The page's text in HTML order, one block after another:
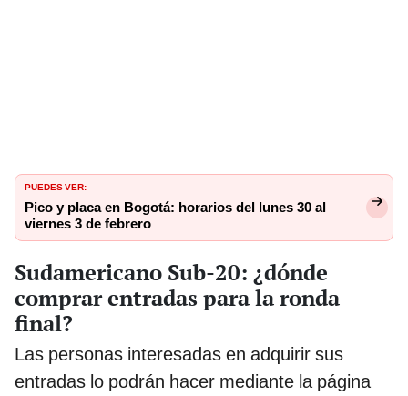
PUEDES VER:
Pico y placa en Bogotá: horarios del lunes 30 al
viernes 3 de febrero
Sudamericano Sub-20: ¿dónde
comprar entradas para la ronda
final?
Las personas interesadas en adquirir sus
entradas lo podrán hacer mediante la página